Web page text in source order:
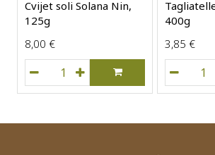
Cvijet soli Solana Nin,
125g
8,00 €
Cvijet soli Solana Nin, 125g količina
400g
3,85 €